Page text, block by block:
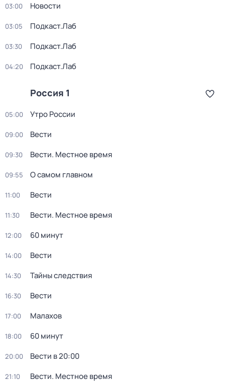
03:00 Новости
03:05 Подкаст.Лаб
03:30 Подкаст.Лаб
04:20 Подкаст.Лаб
Россия 1
05:00 Утро России
09:00 Вести
09:30 Вести. Местное время
09:55 О самом главном
11:00 Вести
11:30 Вести. Местное время
12:00 60 минут
14:00 Вести
14:30 Тайны следствия
16:30 Вести
17:00 Малахов
18:00 60 минут
20:00 Вести в 20:00
21:10 Вести. Местное время